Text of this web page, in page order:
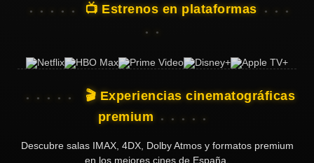
📺 Estrenos en plataformas
🎬 Experiencias cinematográficas
premium
Descubre salas IMAX, 4DX, Dolby Atmos y formatos premium
en los mejores cines de España.